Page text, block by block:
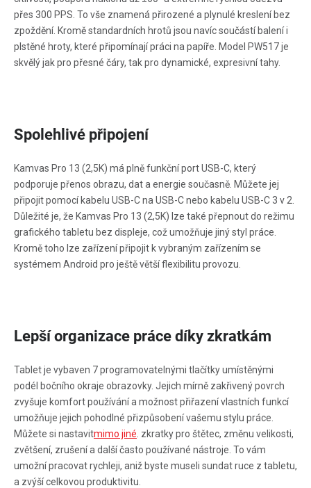
přes 300 PPS. To vše znamená přirozené a plynulé kreslení bez
zpoždění. Kromě standardních hrotů jsou navíc součástí balení i
plstěné hroty, které připomínají práci na papíře. Model PW517 je
skvělý jak pro přesné čáry, tak pro dynamické, expresivní tahy.
Spolehlivé připojení
Kamvas Pro 13 (2,5K) má plně funkční port USB-C, který
podporuje přenos obrazu, dat a energie současně. Můžete jej
připojit pomocí kabelu USB-C na USB-C nebo kabelu USB-C 3 v 2.
Důležité je, že Kamvas Pro 13 (2,5K) lze také přepnout do režimu
grafického tabletu bez displeje, což umožňuje jiný styl práce.
Kromě toho lze zařízení připojit k vybraným zařízením se
systémem Android pro ještě větší flexibilitu provozu.
Lepší organizace práce díky zkratkám
Tablet je vybaven 7 programovatelnými tlačítky umístěnými
podél bočního okraje obrazovky. Jejich mírně zakřivený povrch
zvyšuje komfort používání a možnost přiřazení vlastních funkcí
umožňuje jejich pohodlné přizpůsobení vašemu stylu práce.
Můžete si nastavitmimo jiné . zkratky pro štětec, změnu velikosti,
zvětšení, zrušení a další často používané nástroje. To vám
umožní pracovat rychleji, aniž byste museli sundat ruce z tabletu,
a zvýší celkovou produktivitu.